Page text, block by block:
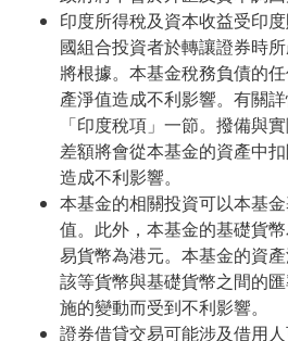
印度所得稅及資本收益受印
國組合投資者於轉讓證券時
將根據。本基金稅務負債的
產淨值造成不利影響。有關
「印度稅項」一節。撥備與
差額將會從本基金的資產中
造成不利影響。
本基金的相關投資可以本基
值。此外，本基金的基礎貨
易貨幣為港元。本基金的資
該等貨幣與基礎貨幣之間的
施的變動而受到不利影響。
證券借貸交易可能涉及借用